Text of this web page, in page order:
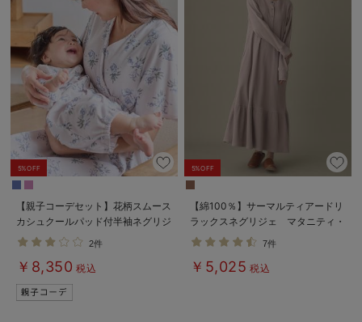
5%OFF
【親子コーデセット】花柄スムース
カシュクールパッド付半袖ネグリジ
ェ＆2wayオール 出産準備 ギフ
ト マタニティ・産後
2件
￥8,350 税込
5%OFF
【綿100％】サーマルティアードリ
ラックスネグリジェ マタニティ・
授乳パジャマ【出産後も長く使え
7件
￥5,025 税込